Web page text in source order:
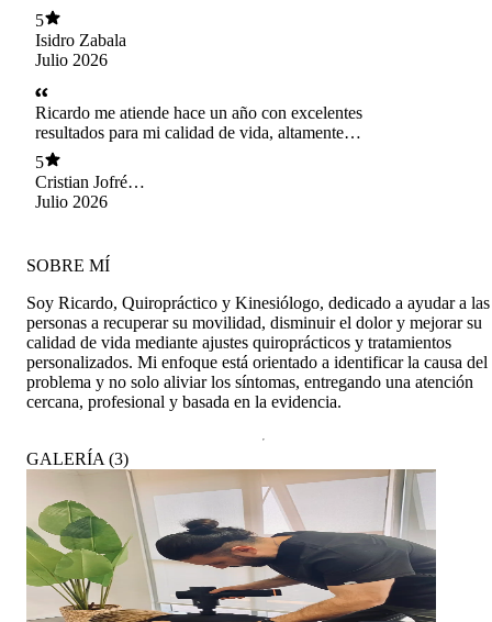
5
Isidro Zabala
Julio 2026
Ricardo me atiende hace un año con excelentes
resultados para mi calidad de vida, altamente
recomendable
5
Cristian Jofré
Mandujano
Julio 2026
SOBRE MÍ
Soy Ricardo, Quiropráctico y Kinesiólogo, dedicado a ayudar a las
personas a recuperar su movilidad, disminuir el dolor y mejorar su
calidad de vida mediante ajustes quiroprácticos y tratamientos
personalizados. Mi enfoque está orientado a identificar la causa del
problema y no solo aliviar los síntomas, entregando una atención
cercana, profesional y basada en la evidencia.
GALERÍA (3)